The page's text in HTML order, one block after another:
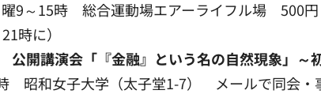
9～15時 総合運動場エアーライフル場 500
時に）
開講演会「『金融』という名の自然現象」～
昭和女子大学（太子堂1-7） メールで同会・